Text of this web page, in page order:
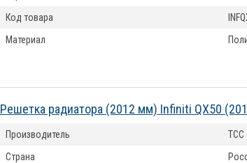
Код товара
Материал
Решетка радиатора (2012 мм) Infiniti QX50
Производитель
ТСС
Страна